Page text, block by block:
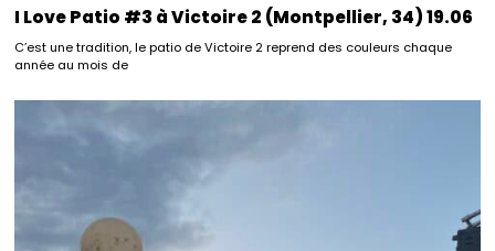
I Love Patio #3 à Victoire 2 (Montpellier, 34) 19.06
C’est une tradition, le patio de Victoire 2 reprend des couleurs chaque
année au mois de